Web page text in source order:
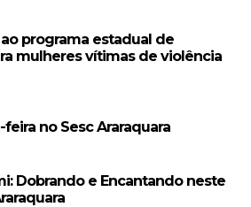
programa estadual de
mulheres vítimas de violência
no Sesc Araraquara
Dobrando e Encantando neste